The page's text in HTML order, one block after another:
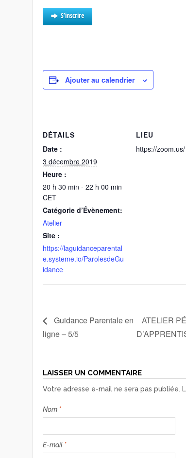
S’inscrire
Ajouter au calendrier
DÉTAILS
Date :
3 décembre 2019
Heure :
20 h 30 min - 22 h 00 min
CET
Catégorie d’Évènement:
Atelier
Site :
https://laguidanceparental
e.systeme.io/ParolesdeGu
idance
LIEU
https://zoom.us/
Guidance Parentale en
ligne – 5/5
ATELIER
LAISSER UN COMMENTAIRE
Votre adresse e-mail ne sera pas publiée.
Nom *
E-mail *